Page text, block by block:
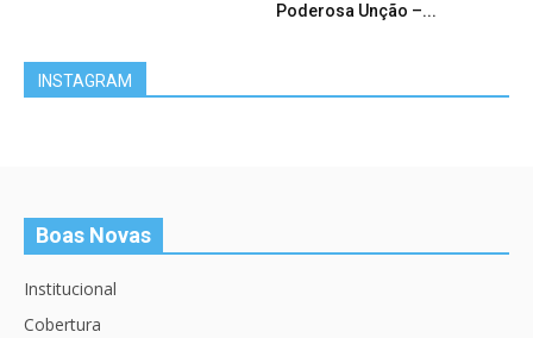
Poderosa Unção –...
INSTAGRAM
Boas Novas
Institucional
Cobertura